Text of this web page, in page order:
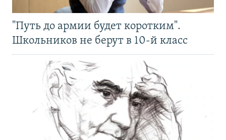
"Путь до армии будет коротким".
Школьников не берут в 10-й класс